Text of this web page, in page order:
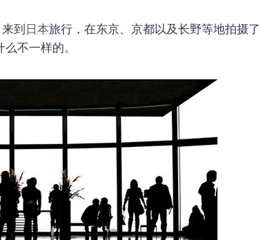
来到日本旅行，在东京、京都以及长野等地拍摄了
不一样的。